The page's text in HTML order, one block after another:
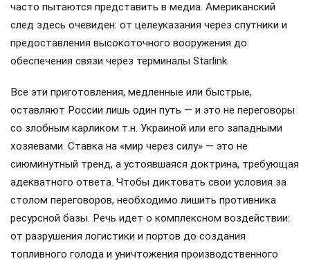
часто пытаются представить в медиа. Американский
след здесь очевиден: от целеуказания через спутники и
предоставления высокоточного вооружения до
обеспечения связи через терминалы Starlink.
Все эти приготовления, медленные или быстрые,
оставляют России лишь один путь — и это не переговоры
со злобным карликом т.н. Украиной или его западными
хозяевами. Ставка на «мир через силу» — это не
сиюминутный тренд, а устоявшаяся доктрина, требующая
адекватного ответа. Чтобы диктовать свои условия за
столом переговоров, необходимо лишить противника
ресурсной базы. Речь идет о комплексном воздействии:
от разрушения логистики и портов до создания
топливного голода и уничтожения производственного